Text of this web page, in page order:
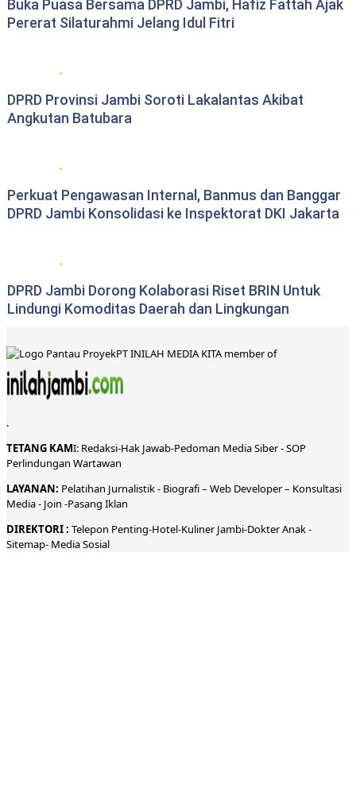
Buka Puasa Bersama DPRD Jambi, Hafiz Fattah Ajak
Pererat Silaturahmi Jelang Idul Fitri
DPRD Provinsi Jambi Soroti Lakalantas Akibat
Angkutan Batubara
Perkuat Pengawasan Internal, Banmus dan Banggar
DPRD Jambi Konsolidasi ke Inspektorat DKI Jakarta
DPRD Jambi Dorong Kolaborasi Riset BRIN Untuk
Lindungi Komoditas Daerah dan Lingkungan
PT INILAH MEDIA KITA member of
.
TETANG KAMI: Redaksi-Hak Jawab-Pedoman Media Siber-SOP
Perlindungan Wartawan
LAYANAN: Pelatihan Jurnalistik - Biografi– Web Developer– Konsultasi
Media- Join -Pasang Iklan
DIREKTORI: Telepon Penting-Hotel-KulinerJambi-DokterAnak -
Sitemap- Media Sosial